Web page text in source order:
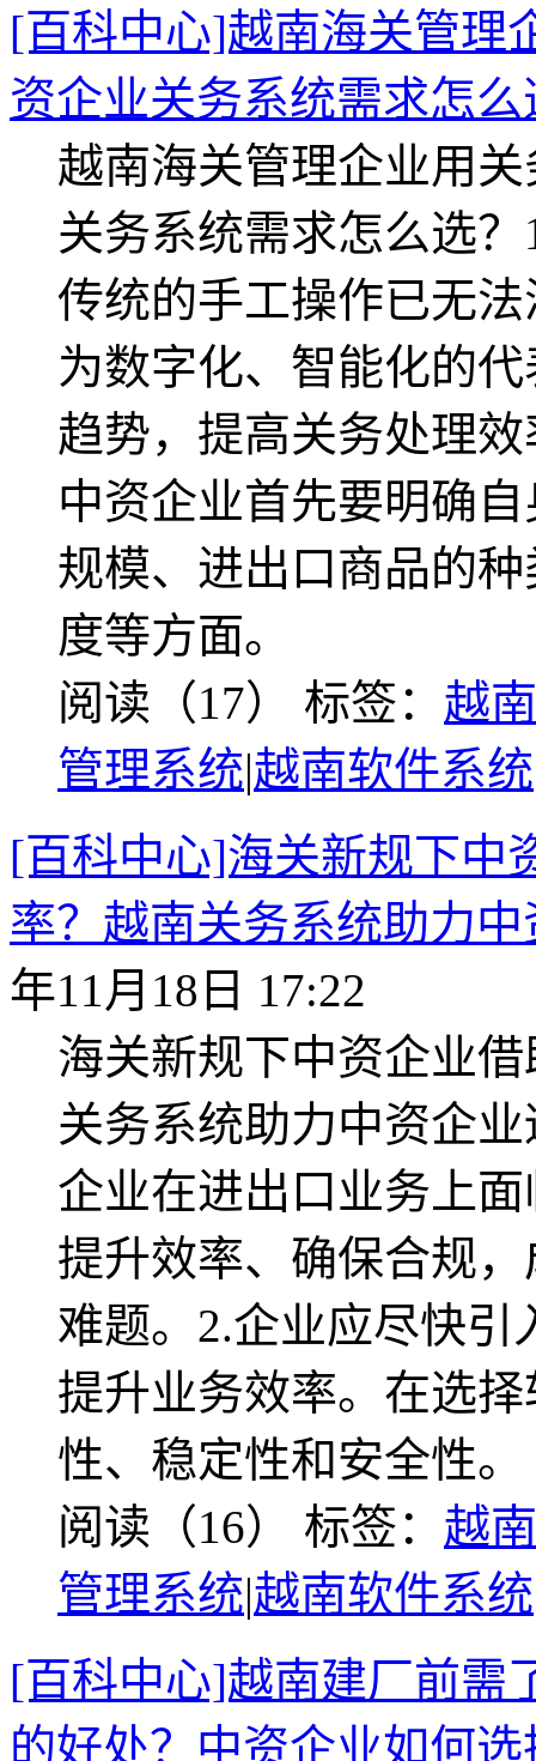
[百科中心]越南海关管理
资企业关务系统需求怎么
越南海关管理企业用
关务系统需求怎么选
传统的手工操作已无
为数字化、智能化的
趋势，提高关务处理
中资企业首先要明确
规模、进出口商品的
度等方面。
阅读（17） 标签： 越
管理系统|越南软件系统
[百科中心]海关新规下中
率？越南关务系统助力
年11月18日 17:22
海关新规下中资企业
关务系统助力中资企
企业在进出口业务上
提升效率、确保合规
难题。2.企业应尽快
提升业务效率。在选
性、稳定性和安全性。
阅读（16） 标签： 越
管理系统|越南软件系统
[百科中心]越南建厂前需
的好处？中资企业如何